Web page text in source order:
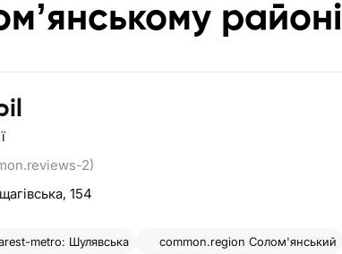
районі
2)
154
metro: Шулявська common.region Солом'янський